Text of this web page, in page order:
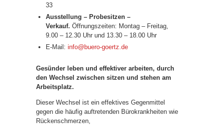
33
Ausstellung – Probesitzen –
Verkauf. Öffnungszeiten: Montag – Freitag,
9.00 – 12.30 Uhr und 13.30 – 18.00 Uhr
E-Mail: info@buero-goertz.de
Gesünder leben und effektiver arbeiten, durch
den Wechsel zwischen sitzen und stehen am
Arbeitsplatz.
Dieser Wechsel ist ein effektives Gegenmittel
gegen die häufig auftretenden Bürokrankheiten wie
Rückenschmerzen,